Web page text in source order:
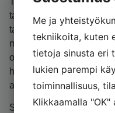
taloushallinnon
tarpeiden mukaan.
muodostaa oma
osaamisella ja
hoidetaan laadukkaasti
ajatellen.
Seuraamme
Me ja
tekniikoita, kuten
tietoja sinusta eri
lukien parempi
toiminnallisuus,
Klikkaamalla "OK"